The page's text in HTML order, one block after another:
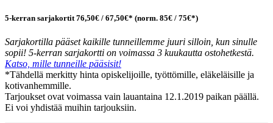
5-kerran sarjakortit 76,50€ / 67,50€* (norm. 85€ / 75€*)
Sarjakortilla pääset kaikille tunneillemme juuri silloin, kun sinulle
sopii! 5-kerran sarjakortti on voimassa 3 kuukautta ostohetkestä.
Katso, mille tunneille pääsisit!
*Tähdellä merkitty hinta opiskelijoille, työttömille, eläkeläisille ja
kotivanhemmille.
Tarjoukset ovat voimassa vain lauantaina 12.1.2019 paikan päällä.
Ei voi yhdistää muihin tarjouksiin.